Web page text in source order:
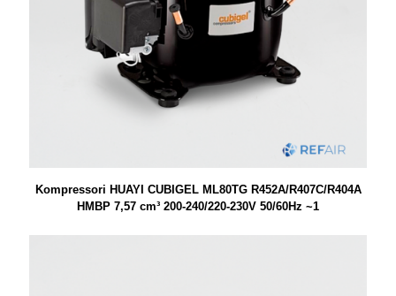
Kompressori HUAYI CUBIGEL ML80TG R452A/R407C/R404A
HMBP 7,57 cm³ 200-240/220-230V 50/60Hz ~1